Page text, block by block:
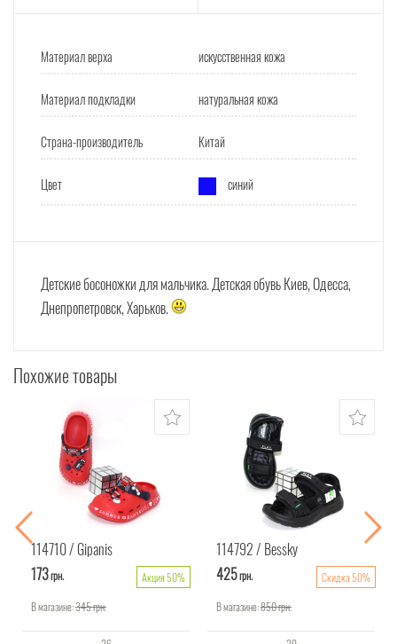
Материал верха искусственная кожа
Материал подкладки натуральная кожа
Страна-производитель Китай
Цвет синий
Детские босоножки для мальчика. Детская обувь Киев, Одесса,
Днепропетровск, Харьков.
Похожие товары
114710 Gipanis
173грн.
Акция 50%
В магазине:345грн.
114792 Bessky
425грн.
Скидка 50%
В магазине:850грн.